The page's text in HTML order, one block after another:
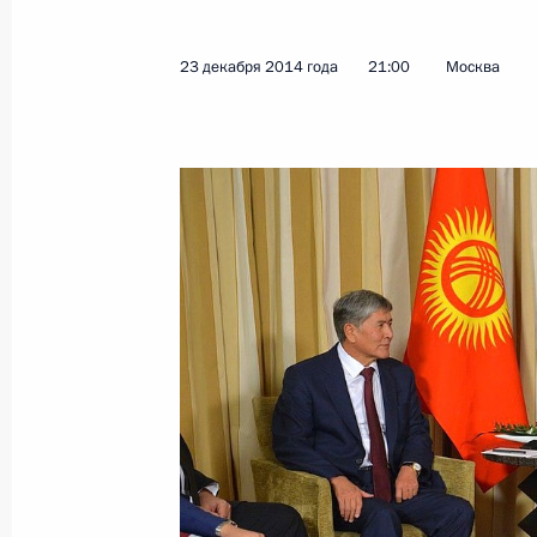
26 декабря 2014 года, пятница
Новогодний приём в Кремле
26 декабря 2014 года, 19:00 Москва,
Телемост с российской
26 декабря 2014 года, 13:50 Москва,
25 декабря 2014 года, четверг
23 декабря 2014 года 21:00 Москва